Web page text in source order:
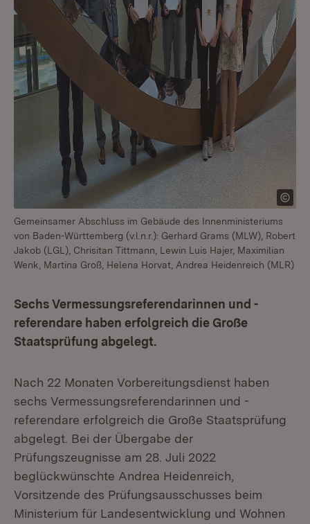
Gemeinsamer Abschluss im Gebäude des Innenministeriums
von Baden-Württemberg (v.l.n.r.): Gerhard Grams (MLW), Robert
Jakob (LGL), Chrisitan Tittmann, Lewin Luis Hajer, Maximilian
Wenk, Martina Groß, Helena Horvat, Andrea Heidenreich (MLR)
Sechs Vermessungsreferendarinnen und -
referendare haben erfolgreich die Große
Staatsprüfung abgelegt.
Nach 22 Monaten Vorbereitungsdienst haben
sechs Vermessungsreferendarinnen und -
referendare erfolgreich die Große Staatsprüfung
abgelegt. Bei der Übergabe der
Prüfungszeugnisse am 28. Juli 2022
beglückwünschte Andrea Heidenreich,
Vorsitzende des Prüfungsausschusses beim
Ministerium für Landesentwicklung und Wohnen